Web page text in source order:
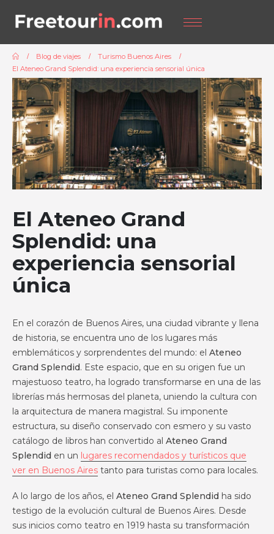
Blog de viajes
Turismo Buenos Aires
El Ateneo Grand Splendid: una experiencia sensorial única
El Ateneo Grand
Splendid: una
experiencia sensorial
única
En el corazón de Buenos Aires, una ciudad vibrante y llena
de historia, se encuentra uno de los lugares más
emblemáticos y sorprendentes del mundo: el Ateneo
Grand Splendid. Este espacio, que en su origen fue un
majestuoso teatro, ha logrado transformarse en una de las
librerías más hermosas del planeta, uniendo la cultura con
la arquitectura de manera magistral. Su imponente
estructura, su diseño conservado con esmero y su vasto
catálogo de libros han convertido al Ateneo Grand
Splendid en un lugares recomendados y turísticos que
ver en Buenos Aires tanto para turistas como para locales.
A lo largo de los años, el Ateneo Grand Splendid ha sido
testigo de la evolución cultural de Buenos Aires. Desde
sus inicios como teatro en 1919 hasta su transformación